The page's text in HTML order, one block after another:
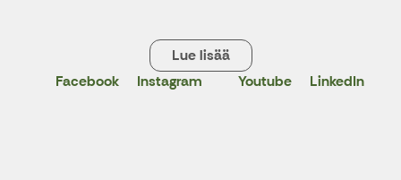
Lue lisää
Facebook
Instagram Youtube LinkedIn